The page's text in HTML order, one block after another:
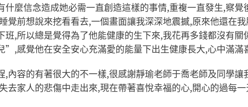
什麼信念造成她必需一直創造這樣的事情,重複一直發生,察
前想說來挖看看去,一個畫面讓我深深地震撼,原來他還在
班,所以總是覺得為了他能健康的生下來,我花再多錢都沒有
感覺他在安全安心充滿愛的能量下出生健康長大,心中滿滿
,內容的有著很大的不一樣,很感謝靜瑜老師于喬老師及同學
去家人的悲傷中走出來,現在帶著喜悅幸福的心,開心的過每